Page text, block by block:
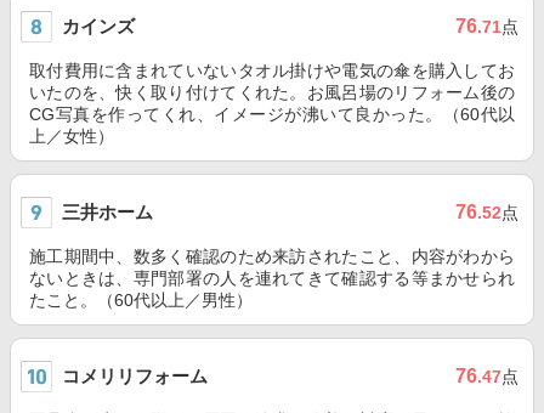
カインズ 76.71点
取付費用に含まれていないタオル掛けや電気の傘を購入してお
いたのを、快く取り付けてくれた。お風呂場のリフォーム後の
CG写真を作ってくれ、イメージが沸いて良かった。（60代以
上／女性）
三井ホーム 76.52点
施工期間中、数多く確認のため来訪されたこと、内容がわから
ないときは、専門部署の人を連れてきて確認する等まかせられ
たこと。（60代以上／男性）
コメリリフォーム 76.47点